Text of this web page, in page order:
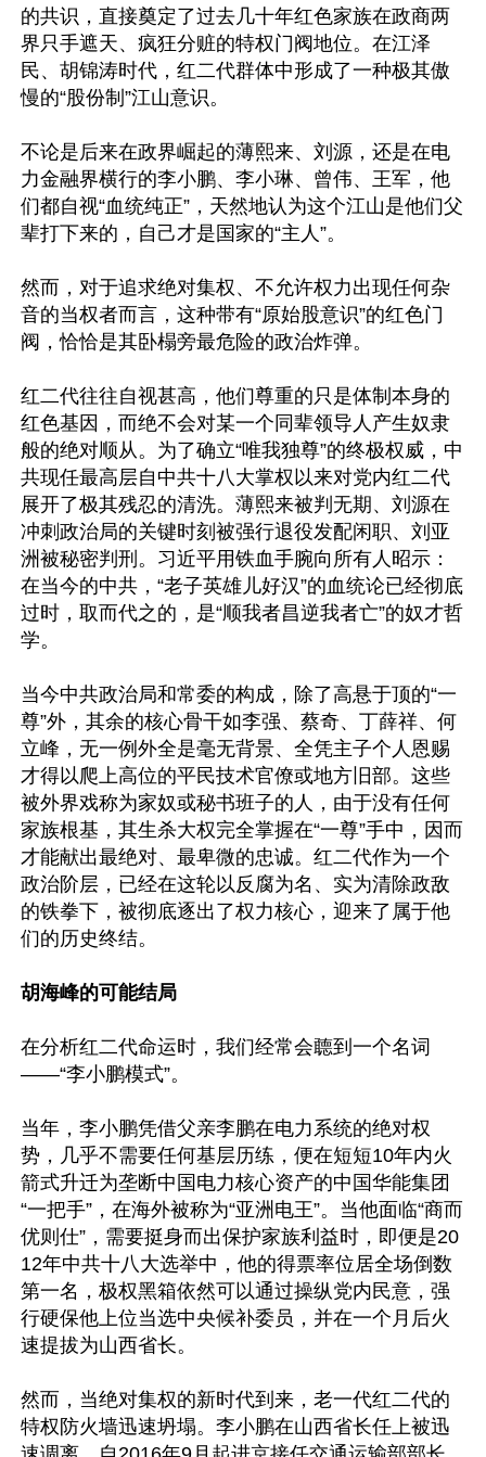
的共识，直接奠定了过去几十年红色家族在政商两
界只手遮天、疯狂分赃的特权门阀地位。在江泽
民、胡锦涛时代，红二代群体中形成了一种极其傲
慢的“股份制”江山意识。
不论是后来在政界崛起的薄熙来、刘源，还是在电
力金融界横行的李小鹏、李小琳、曾伟、王军，他
们都自视“血统纯正”，天然地认为这个江山是他们父
辈打下来的，自己才是国家的“主人”。
然而，对于追求绝对集权、不允许权力出现任何杂
音的当权者而言，这种带有“原始股意识”的红色门
阀，恰恰是其卧榻旁最危险的政治炸弹。
红二代往往自视甚高，他们尊重的只是体制本身的
红色基因，而绝不会对某一个同辈领导人产生奴隶
般的绝对顺从。为了确立“唯我独尊”的终极权威，中
共现任最高层自中共十八大掌权以来对党内红二代
展开了极其残忍的清洗。薄熙来被判无期、刘源在
冲刺政治局的关键时刻被强行退役发配闲职、刘亚
洲被秘密判刑。习近平用铁血手腕向所有人昭示：
在当今的中共，“老子英雄儿好汉”的血统论已经彻底
过时，取而代之的，是“顺我者昌逆我者亡”的奴才哲
学。
当今中共政治局和常委的构成，除了高悬于顶的“一
尊”外，其余的核心骨干如李强、蔡奇、丁薛祥、何
立峰，无一例外全是毫无背景、全凭主子个人恩赐
才得以爬上高位的平民技术官僚或地方旧部。这些
被外界戏称为家奴或秘书班子的人，由于没有任何
家族根基，其生杀大权完全掌握在“一尊”手中，因而
才能献出最绝对、最卑微的忠诚。红二代作为一个
政治阶层，已经在这轮以反腐为名、实为清除政敌
的铁拳下，被彻底逐出了权力核心，迎来了属于他
们的历史终结。
胡海峰的可能结局
在分析红二代命运时，我们经常会聼到一个名词
——“李小鹏模式”。
当年，李小鹏凭借父亲李鹏在电力系统的绝对权
势，几乎不需要任何基层历练，便在短短10年内火
箭式升迁为垄断中国电力核心资产的中国华能集团
“一把手”，在海外被称为“亚洲电王”。当他面临“商而
优则仕”，需要挺身而出保护家族利益时，即便是20
12年中共十八大选举中，他的得票率位居全场倒数
第一名，极权黑箱依然可以通过操纵党内民意，强
行硬保他上位当选中央候补委员，并在一个月后火
速提拔为山西省长。
然而，当绝对集权的新时代到来，老一代红二代的
特权防火墙迅速坍塌。李小鹏在山西省长任上被迅